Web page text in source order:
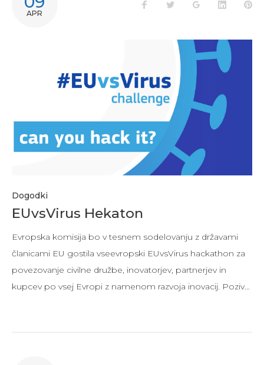
APR
Dogodki
EUvsVirus Hekaton
Evropska komisija bo v tesnem sodelovanju z državami
članicami EU gostila vseevropski EUvsVirus hackathon za
povezovanje civilne družbe, inovatorjev, partnerjev in
kupcev po vsej Evropi z namenom razvoja inovacij. Poziv…